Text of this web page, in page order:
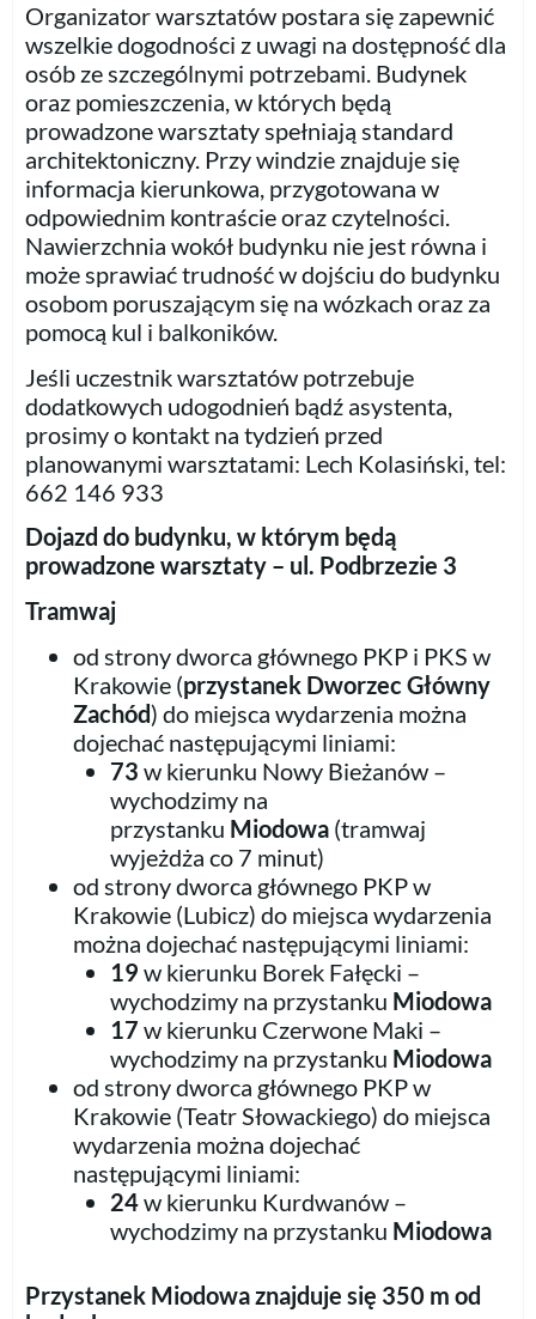
Organizator warsztatów postara się zapewnić
wszelkie dogodności z uwagi na dostępność dla
osób ze szczególnymi potrzebami. Budynek
oraz pomieszczenia, w których będą
prowadzone warsztaty spełniają standard
architektoniczny. Przy windzie znajduje się
informacja kierunkowa, przygotowana w
odpowiednim kontraście oraz czytelności.
Nawierzchnia wokół budynku nie jest równa i
może sprawiać trudność w dojściu do budynku
osobom poruszającym się na wózkach oraz za
pomocą kul i balkoników.
Jeśli uczestnik warsztatów potrzebuje
dodatkowych udogodnień bądź asystenta,
prosimy o kontakt na tydzień przed
planowanymi warsztatami: Lech Kolasiński, tel:
662 146 933
Dojazd do budynku, w którym będą
prowadzone warsztaty – ul. Podbrzezie 3
Tramwaj
od strony dworca głównego PKP i PKS w
Krakowie (przystanek Dworzec Główny
Zachód) do miejsca wydarzenia można
dojechać następującymi liniami:
73 w kierunku Nowy Bieżanów –
wychodzimy na
przystanku Miodowa(tramwaj
wyjeżdża co 7 minut)
od strony dworca głównego PKP w
Krakowie (Lubicz) do miejsca wydarzenia
można dojechać następującymi liniami:
19 w kierunku Borek Fałęcki –
wychodzimy na przystanku Miodowa
17 w kierunku Czerwone Maki –
wychodzimy na przystanku Miodowa
od strony dworca głównego PKP w
Krakowie (Teatr Słowackiego) do miejsca
wydarzenia można dojechać
następującymi liniami:
24w kierunku Kurdwanów –
wychodzimy na przystanku Miodowa
Przystanek Miodowa znajduje się 350 m od